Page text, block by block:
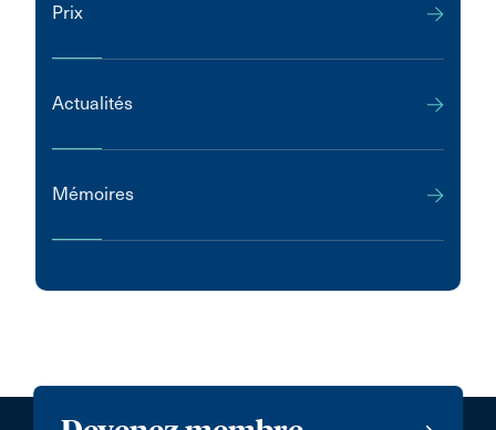
Prix
Actualités
Mémoires